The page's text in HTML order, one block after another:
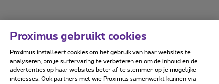
Forumvoorwaarden Accessibility statement
Proximus gebruikt cookies
Proximus installeert cookies om het gebruik van haar websites te
analyseren, om je surfervaring te verbeteren en om de inhoud en de
advertenties op haar websites beter af te stemmen op je mogelijke
interesses. Ook partners met wie Proximus samenwerkt kunnen via